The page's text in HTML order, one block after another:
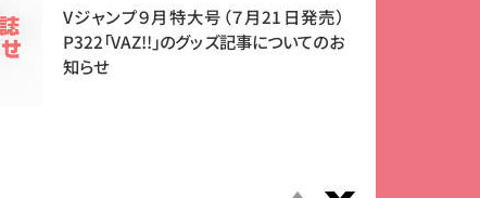
『アイドルマスター シンデレラガール
ズ』から笑顔きらめくアイドル「島村 卯
月（しまむら うづき）」がVジャンプ付録
Vジャンプ９月特大号（７月21日発売）
P322「VAZ!!」のグッズ記事についてのお
知らせ